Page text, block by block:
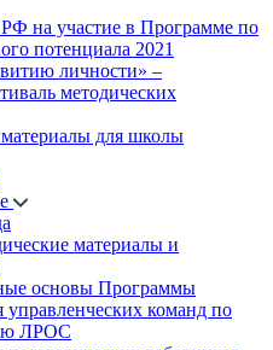
на участие в Программе по
потенциала 2021
личности» –
методических
для школы
материалы и
основы Программы
команд по
ЛРОС